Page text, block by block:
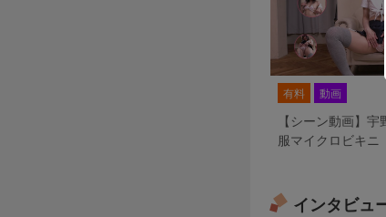
有料 動画
【シーン動画】
服マイクロビキニ
インタビュ